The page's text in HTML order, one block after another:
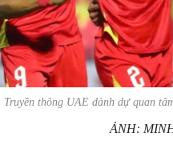
Truyền thông UAE dành dự quan
ẢNH: